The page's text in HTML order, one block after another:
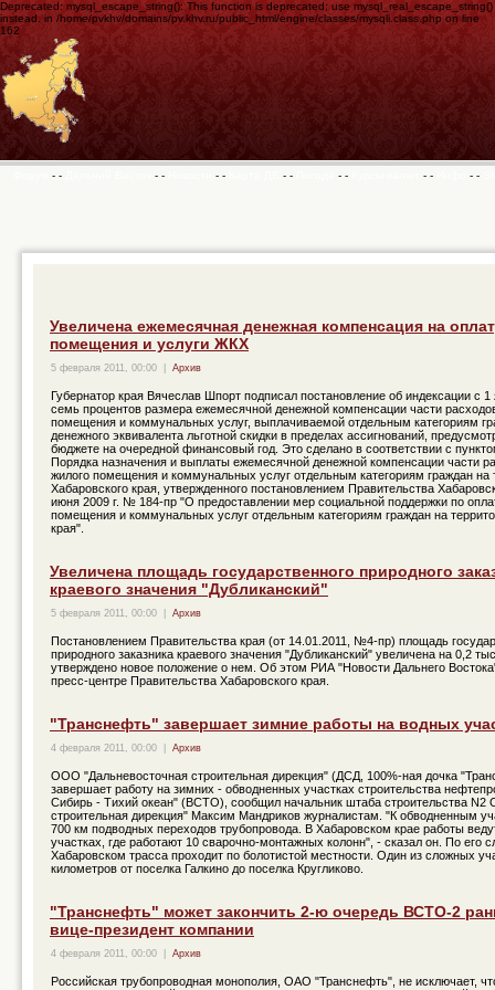
Deprecated: mysql_escape_string(): This function is deprecated; use mysql_real_escape_string()
instead. in /home/pvkhv/domains/pv.khv.ru/public_html/engine/classes/mysqli.class.php on line
162
- - - - - - - - - - - - - -
Увеличена ежемесячная денежная компенсация на
помещения и услуги ЖКХ
5 февраля 2011, 00:00 Архив
Губернатор края Вячеслав Шпорт подписал постановление об индексации с 1
семь процентов размера ежемесячной денежной компенсации части
помещения и коммунальных услуг, выплачиваемой отдельным категориям
денежного эквивалента льготной скидки в пределах ассигнований,
бюджете на очередной финансовый год. Это сделано в соответствии с
Порядка назначения и выплаты ежемесячной денежной компенсации части
жилого помещения и коммунальных услуг отдельным категориям граждан на
Хабаровского края, утвержденного постановлением Правительства
июня 2009 г. № 184-пр "О предоставлении мер социальной поддержки по
помещения и коммунальных услуг отдельным категориям граждан на
края".
Увеличена площадь государственного природного
краевого значения "Дубликанский"
5 февраля 2011, 00:00 Архив
Постановлением Правительства края (от 14.01.2011, №4-пр) площадь
природного заказника краевого значения "Дубликанский" увеличена на 0,2
утверждено новое положение о нем. Об этом РИА "Новости Дальнего
пресс-центре Правительства Хабаровского края.
"Транснефть" завершает зимние работы на водных
4 февраля 2011, 00:00 Архив
ООО "Дальневосточная строительная дирекция" (ДСД, 100%-ная дочка
завершает работу на зимних - обводненных участках строительства
Сибирь - Тихий океан" (ВСТО), сообщил начальник штаба строительства
строительная дирекция" Максим Мандриков журналистам. "К обводненным
700 км подводных переходов трубопровода. В Хабаровском крае работы
участках, где работают 10 сварочно-монтажных колонн", - сказал он. По его
Хабаровском трасса проходит по болотистой местности. Один из сложных
километров от поселка Галкино до поселка Кругликово.
"Транснефть" может закончить 2-ю очередь ВСТО-2
вице-президент компании
4 февраля 2011, 00:00 Архив
Российская трубопроводная монополия, ОАО "Транснефть", не исключает,